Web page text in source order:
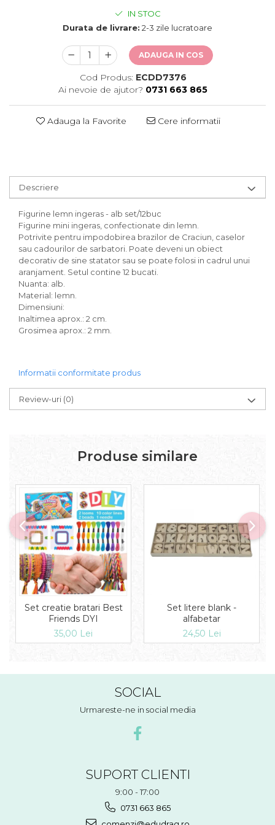
IN STOC
Durata de livrare: 2-3 zile lucratoare
ADAUGA IN COS
Cod Produs: ECDD7376
Ai nevoie de ajutor? 0731 663 865
Adauga la Favorite Cere informatii
Descriere
Figurine lemn ingeras - alb set/12buc
Figurine mini ingeras, confectionate din lemn.
Potrivite pentru impodobirea brazilor de Craciun, caselor
sau cadourilor de sarbatori. Poate deveni un obiect
decorativ de sine statator sau se poate folosi in cadrul unui
aranjament. Setul contine 12 bucati.
Nuanta: alb.
Material: lemn.
Dimensiuni:
Inaltimea aprox.: 2 cm.
Grosimea aprox.: 2 mm.
Informatii conformitate produs
Review-uri (0)
Produse similare
Set creatie bratari Best
Friends DYI
35,00 Lei
Set litere blank -
alfabetar
24,50 Lei
SOCIAL
Urmareste-ne in social media
SUPORT CLIENTI
9:00 - 17:00
0731 663 865